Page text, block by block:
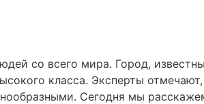
со всего мира. Город,
класса. Эксперты
Сегодня мы